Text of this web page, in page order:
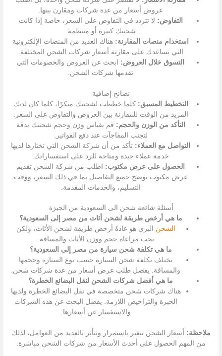
عروض أسعار من عدة شركات ومقارن بينها.
التفاوض: لا تتردد في التفاوض على السعر، خاصة إذا كانت
شحنتك كبيرة أو منتظمة.
استخدام منصات المقارنة: هناك العديد من المنصات الإلكترونية
التي تساعدك على مقارنة أسعار شركات الشحن المختلفة.
التسوق خلال العروض: ابحث عن العروض والخصومات التي
تقدمها شركات الشحن.
نصائح إضافية
التخطيط المسبق: كلما خططت لشحنتك مبكرًا، كلما كان لديك
المزيد من الوقت للمقارنة بين العروض والتفاوض على السعر.
التأكد من الوزن والحجم: قم بقياس وزن وحجم شحنتك بدقة
لتجنب المفاجآت عند دفع الفواتير.
التواصل مع العملاء: تأكد من أن شركة الشحن التي تختارها لديها
خدمة عملاء جيدة ومتاحة للرد على استفساراتك.
الحصول على عرض مكتوب: اطلب من شركة الشحن تقديم
عرض مكتوب يوضح جميع التفاصيل بما في ذلك السعر، ووقت
التسليم، والخدمات المقدمة.
أسئلة شائعة شحن الى السعودية من الجيزة
ما هي أرخص طريقة لشحن أثاث من مصر إلى السعودية؟
الشحن البري هو عادةً أرخص طريقة لشحن الأثاث، ولكن
يجب مراعاة حجم ووزن الأثاث والمسافة.
ما هي تكلفة شحن سيارة من مصر إلى السعودية؟
تختلف تكلفة شحن السيارة حسب نوع السيارة وحجمها
والمسافة. يفضل طلب عرض أسعار من عدة شركات شحن.
ما هي أفضل شركات الشحن لنقل البضائع الخطرة؟
هناك شركات شحن متخصصة في نقل البضائع الخطرة ولديها
الخبرة والتراخيص اللازمة. يفضل البحث عن هذه الشركات
والاستفسار عن أسعارها.
ملاحظة: أسعار الشحن تتغير باستمرار وتتأثر بالعديد من العوامل، لذلك
من المهم الحصول على أحدث الأسعار من شركات الشحن مباشرة.